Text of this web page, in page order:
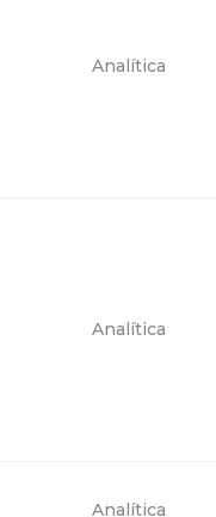
Analítica
Analítica
Analítica